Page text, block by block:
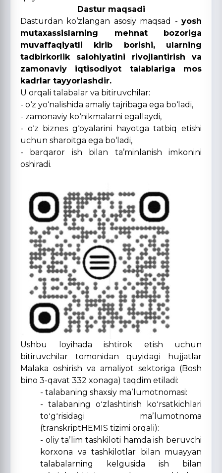
Dastur maqsadi
Dasturdan ko‘zlangan asosiy maqsad - yosh
mutaxassislarning mehnat bozoriga
muvaffaqiyatli kirib borishi, ularning
tadbirkorlik salohiyatini rivojlantirish va
zamonaviy iqtisodiyot talablariga mos
kadrlar tayyorlashdir.
U orqali talabalar va bitiruvchilar:
- o‘z yo‘nalishida amaliy tajribaga ega bo‘ladi,
- zamonaviy ko‘nikmalarni egallaydi,
- o‘z biznes g‘oyalarini hayotga tatbiq etishi
uchun sharoitga ega bo‘ladi,
- barqaror ish bilan ta’minlanish imkonini
oshiradi.
Ushbu loyihada ishtirok etish uchun
bitiruvchilar tomonidan quyidagi hujjatlar
Malaka oshirish va amaliyot sektoriga (Bosh
bino 3-qavat 332 xonaga) taqdim etiladi:
- talabaning shaxsiy maʼlumotnomasi:
- talabaning oʻzlashtirish koʻrsatkichlari
toʻgʻrisidagi maʼlumotnoma
(transkriptHEMIS tizimi orqali):
- oliy taʼlim tashkiloti hamda ish beruvchi
korxona va tashkilotlar bilan muayyan
talabalarning kelgusida ish bilan